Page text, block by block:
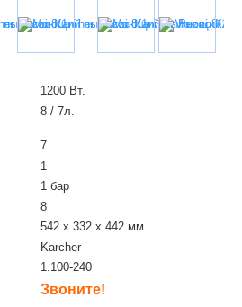
1200 Вт.
8 / 7л.
7
1
1 бар
8
542 х 332 х 442 мм.
Karcher
1.100-240
Звоните!